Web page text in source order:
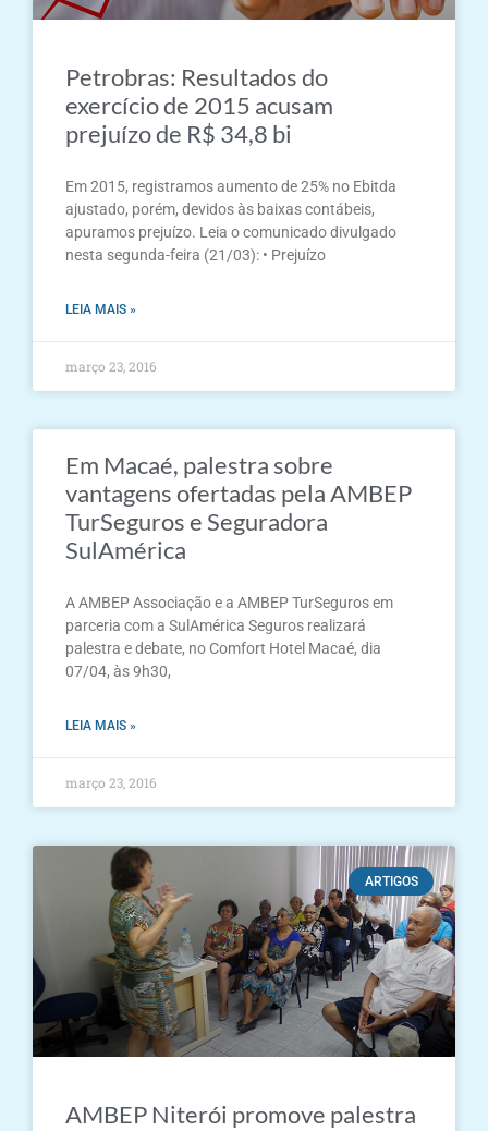
Petrobras: Resultados do
exercício de 2015 acusam
prejuízo de R$ 34,8 bi
Em 2015, registramos aumento de 25% no Ebitda
ajustado, porém, devidos às baixas contábeis,
apuramos prejuízo. Leia o comunicado divulgado
nesta segunda-feira (21/03): • Prejuízo
LEIA MAIS »
março 23, 2016
Em Macaé, palestra sobre
vantagens ofertadas pela AMBEP
TurSeguros e Seguradora
SulAmérica
A AMBEP Associação e a AMBEP TurSeguros em
parceria com a SulAmérica Seguros realizará
palestra e debate, no Comfort Hotel Macaé, dia
07/04, às 9h30,
LEIA MAIS »
março 23, 2016
ARTIGOS
AMBEP Niterói promove palestra